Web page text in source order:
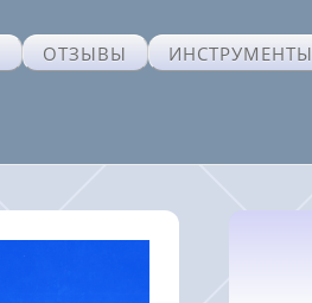
ОТЗЫВЫ ИНСТРУМЕНТЫ